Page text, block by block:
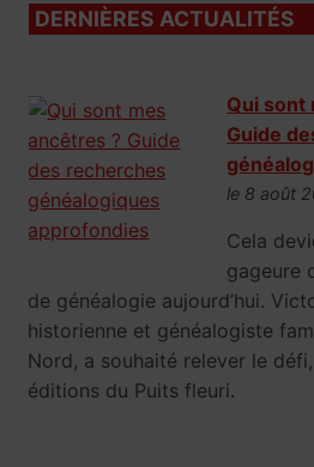
DERNIÈRES ACTUALITÉS
Qui sont
Guide
le 8 août
Cela
gageure
de généalogie aujourd’hui.
historienne et généalogiste
Nord, a souhaité relever le
éditions du Puits fleuri.